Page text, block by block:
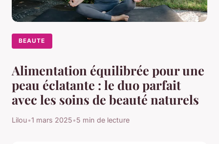
BEAUTE
Alimentation équilibrée pour une
peau éclatante : le duo parfait
avec les soins de beauté naturels
Lilou•1 mars 2025•5 min de lecture